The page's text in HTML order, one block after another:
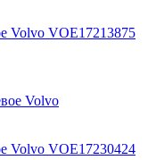
Volvo VOE17213875
Volvo VOE17230424